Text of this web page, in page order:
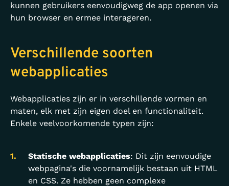
kunnen gebruikers eenvoudigweg de app openen via
hun browser en ermee interageren.
Verschillende soorten
webapplicaties
Webapplicaties zijn er in verschillende vormen en
maten, elk met zijn eigen doel en functionaliteit.
Enkele veelvoorkomende typen zijn:
Statische webapplicaties: Dit zijn eenvoudige
webpagina's die voornamelijk bestaan uit HTML
en CSS. Ze hebben geen complexe